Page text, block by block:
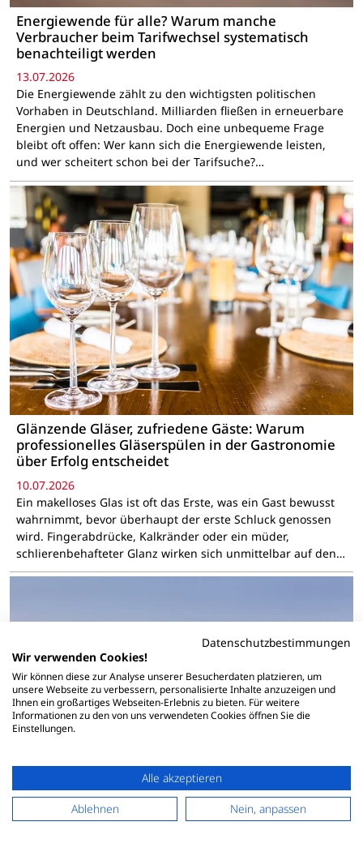
Energiewende für alle? Warum manche
Verbraucher beim Tarifwechsel systematisch
benachteiligt werden
13.07.2026
Die Energiewende zählt zu den wichtigsten politischen
Vorhaben in Deutschland. Milliarden fließen in erneuerbare
Energien und Netzausbau. Doch eine unbequeme Frage
bleibt oft offen: Wer kann sich die Energiewende leisten,
und wer scheitert schon bei der Tarifsuche?…
Glänzende Gläser, zufriedene Gäste: Warum
professionelles Gläserspülen in der Gastronomie
über Erfolg entscheidet
10.07.2026
Ein makelloses Glas ist oft das Erste, was ein Gast bewusst
wahrnimmt, bevor überhaupt der erste Schluck genossen
wird. Fingerabdrücke, Kalkränder oder ein müder,
schlierenbehafteter Glanz wirken sich unmittelbar auf den…
Zwischen Küste und Seen: An diesen Orten finden
Datenschutzbestimmungen
Wir verwenden Cookies!
Wir können diese zur Analyse unserer Besucherdaten platzieren, um
unsere Webseite zu verbessern, personalisierte Inhalte anzuzeigen und
Ihnen ein großartiges Webseiten-Erlebnis zu bieten. Für weitere
Informationen zu den von uns verwendeten Cookies öffnen Sie die
Einstellungen.
Alle akzeptieren
Ablehnen
Nein, anpassen